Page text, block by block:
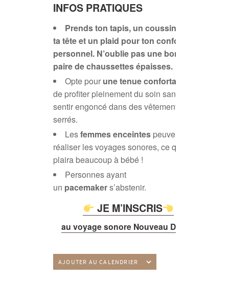
INFOS PRATIQUES
Prends ton tapis, un coussin pour
ta tête et un plaid pour ton confort
personnel. N’oublie pas une bonne
paire de chaussettes épaisses.
Opte pour une tenue confortable
de profiter pleinement du soin sans te
sentir engoncé dans des vêtements trop
serrés.
Lesfemmes enceintes peuvent
réaliser les voyages sonores, ce qui
plaira beaucoup à bébé !
Personnes ayant
un pacemakers’abstenir.
JE M’INSCRIS
au voyage sonore Nouveau Départ
AJOUTER AU CALENDRIER